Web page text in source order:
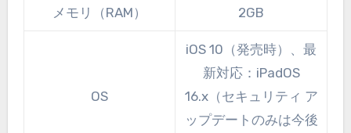
メモリ（RAM） 2GB
OS
iOS 10（発売時）、最
新対応：iPadOS
16.x（セキュリティ ア
ップデートのみは今後